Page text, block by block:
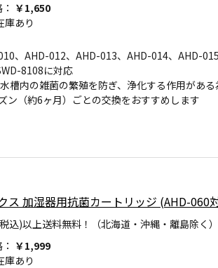
￥1,650
庫あり
、AHD-012、AHD-013、AHD-014、AHD-
8108に対応
内の雑菌の繁殖を防ぎ、浄化する作用がある
ン（約6ヶ月）ごとの交換をおすすめします
ス 加湿器用抗菌カートリッジ (AHD-060
込)以上送料無料！（北海道・沖縄・離島除く）
￥1,999
庫あり